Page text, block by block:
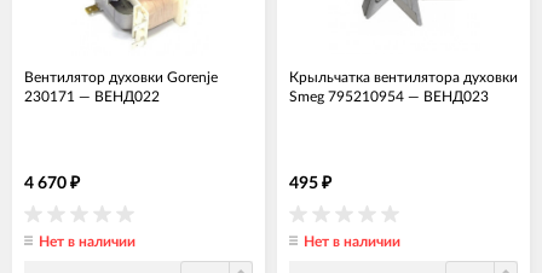
Вентилятор духовки Gorenje
230171 — ВЕНД022
4 670 ₽
Нет в наличии
Крыльчатка вентилятора духовки
Smeg 795210954 — ВЕНД023
495 ₽
Нет в наличии